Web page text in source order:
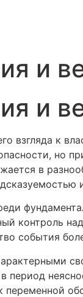
и
и
взгляда к
но
в
контроль
события